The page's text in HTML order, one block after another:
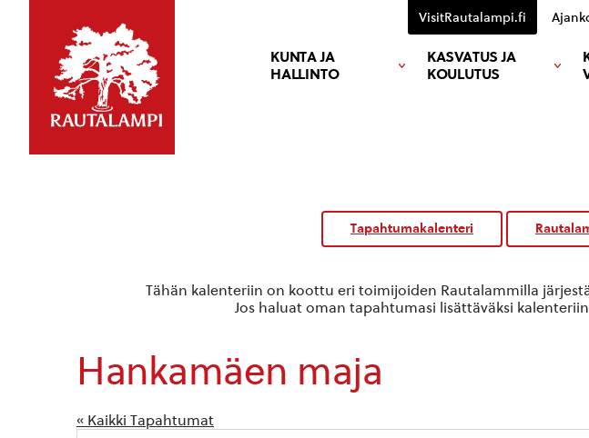
KUNTA JA
HALLINTO
KASVATUS JA
KOULUTUS
VisitRautalampi.fi
Tapahtumakalenteri
Hankamäen maja
« Kaikki Tapahtumat
Tähän kalenteriin on koottu eri toimijoiden Rautalammilla
Jos haluat oman tapahtumasi lisättäväksi